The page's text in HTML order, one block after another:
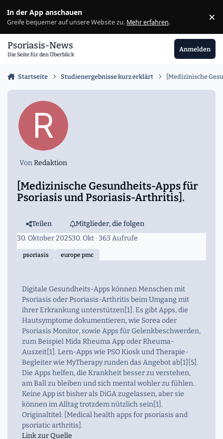
In der App anschauen
Greife bequemer auf unsere Website zu. Mehr erfahren. ×
Psoriasis-News
Die Seite für den Überblick
Anmelden
Startseite Studienergebnisse kurz erklärt [Medizinische
VonRedaktion
[Medizinische Gesundheits-Apps für
Psoriasis und Psoriasis-Arthritis].
Teilen
Mitglieder, die folgen
30. Oktober 202530. Okt· 363 Aufrufe
psoriasis europe pmc
Digitale Gesundheits-Apps können Menschen mit
Psoriasis oder Psoriasis-Arthritis beim Umgang mit
ihrer Erkrankung unterstützen[1]. Es gibt Apps, die
Hautsymptome dokumentieren, wie Sorea oder
Psoriasis Monitor, sowie Apps für Gelenkbeschwerden,
zum Beispiel Mida Rheuma App oder Rheuma-
Auszeit[1]. Lern-Apps wie PSO Kiosk und Therapie-
Begleiter wie MyTherapy runden das Angebot ab[1][5].
Die Apps helfen, die Krankheit besser zu verstehen,
am Ball zu bleiben und sich mental wohler zu fühlen.
Keine App ist bisher als DiGA zugelassen, aber sie
können im Alltag trotzdem nützlich sein[1].
Originaltitel: [Medical health apps for psoriasis and
psoriatic arthritis].
Link zur Quelle